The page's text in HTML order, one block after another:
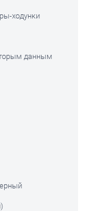
ходунки
данным